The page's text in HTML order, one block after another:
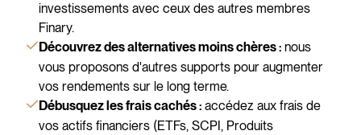
Débusquez les frais cachés : accédez aux frais de
vos actifs financiers (ETFs, SCPI, Produits
Découvrez des alternatives moins chères : nous
vous proposons d'autres supports pour augmenter
vos rendements sur le long terme.
investissements avec ceux des autres membres
Finary.